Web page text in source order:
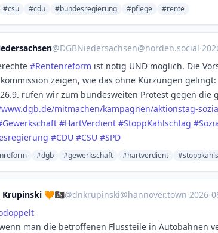
#csu #cdu #bundesregierung #pflege #rente
@DGBNiedersachsen@norden.social·
#Rentenreform ist nötig UND möglich. Die
zeigen, wie das ohne Kürzungen
rufen wir zum bundesweiten Protest gegen die
dgb.de/mitmachen/kampagnen/aktionstag-
Gewerkschaft #HartVerdient #StoppKahlschlag #
#CDU #CSU #SPD
#dgb #gewerkschaft #hartverdient
🧡🏴‍☠️@dnkrupinski@hannover.town·2026-
man die betroffenen Flussteile in Autobahnen